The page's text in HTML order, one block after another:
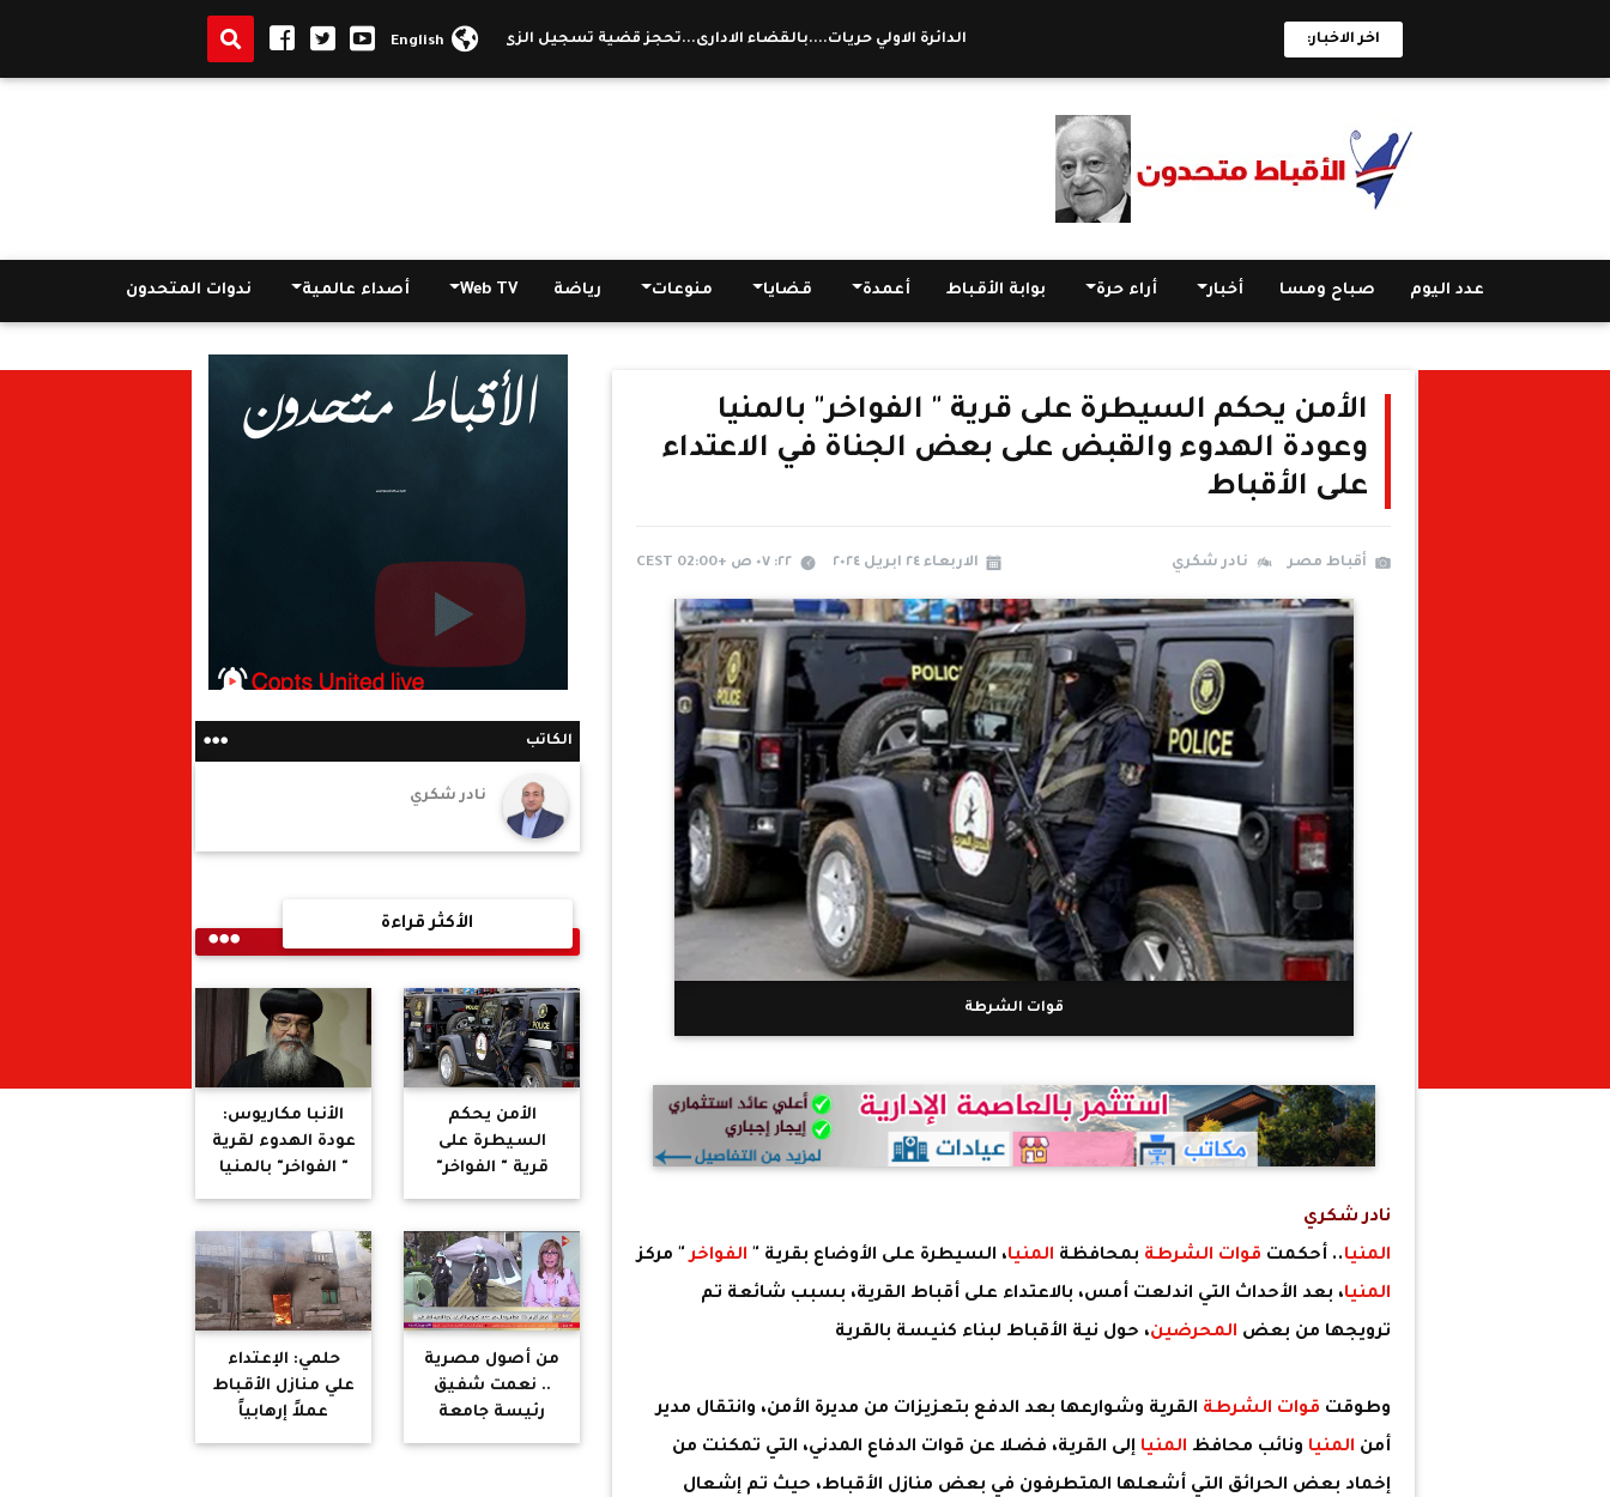
اخر الاخبار: الدائرة الاولي حريات....بالقضاء الادارى...تحجز الدائرة الاولي حريات....بالقضاء الادارى...تحجز قضية تسجيل الزى الكهنوتي للحكم
English
عدد اليوم صباح ومسا أخبار أراء حرة بوابة الأقباط أعمدة قضايا منوعات رياضة Web TV أصداء عالمية ندوات المتحدون
الأمن يحكم السيطرة على قرية " الفواخر" بالمنيا
وعودة الهدوء والقبض على بعض الجناة في الاعتداء
على الأقباط
أقباط مصر نادر شكري الاربعاء ٢٤ ابريل ٢٠٢٤ ٢٢: ٠٧ ص +02:00 CEST
قوات الشرطة
نادر شكري
المنيا.. أحكمت قوات الشرطة بمحافظة المنيا، السيطرة على الأوضاع بقرية " الفواخر" مركز
المنيا، بعد الأحداث التي اندلعت أمس، بالاعتداء على أقباط القرية، بسبب شائعة تم
ترويجها من بعض المحرضين، حول نية الأقباط لبناء كنيسة بالقرية
وطوقت قوات الشرطة القرية وشوارعها بعد الدفع بتعزيزات من مديرة الأمن، وانتقال مدير
أمن المنيا ونائب محافظ المنيا إلى القرية، فضلا عن قوات الدفاع المدني، التي تمكنت من
إخماد بعض الحرائق التي أشعلها المتطرفون في بعض منازل الأقباط، حيث تم إشعال
الكاتب
نادر شكري
الأكثر قراءة
الأمن يحكم
السيطرة على
قرية " الفواخر"
بالمنيا وعودة
على بعض الجناة
في الاعتداء على
الأقباط
الأنبا مكاريوس:
عودة الهدوء لقرية
" الفواخر" بالمنيا
والقبض على
حصر خسائر
الأقباط
من أصول مصرية
.. نعمت شفيق
رئيسة جامعة
حلمي: الإعتداء
علي منازل الأقباط
عملاً إرهابياً